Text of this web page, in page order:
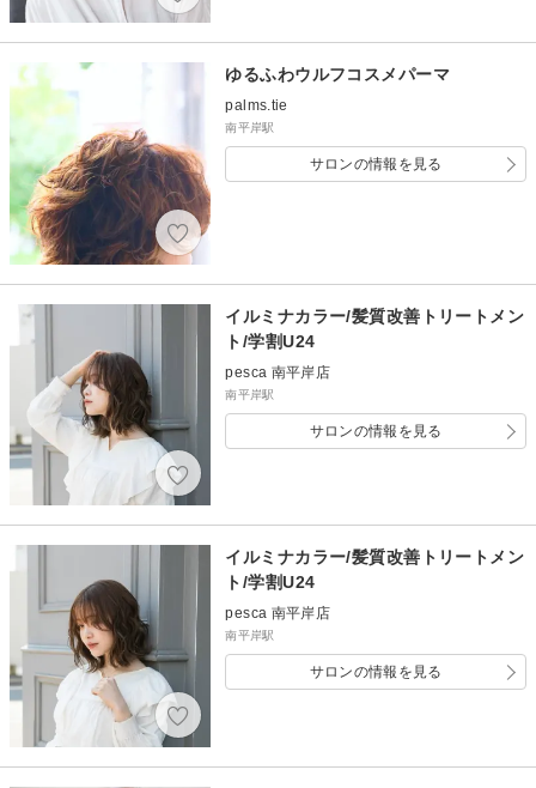
ゆるふわウルフコスメパーマ
palms.tie
南平岸駅
サロンの情報を見る
イルミナカラー/髪質改善トリートメン
ト/学割U24
pesca 南平岸店
南平岸駅
サロンの情報を見る
イルミナカラー/髪質改善トリートメン
ト/学割U24
pesca 南平岸店
南平岸駅
サロンの情報を見る